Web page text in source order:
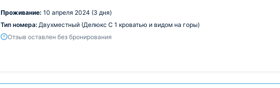
Проживание: 10 апреля 2024 (3 дня)
Тип номера: Двухместный (Делюкс С 1 кроватью и видом на горы)
Отзыв оставлен без бронирования